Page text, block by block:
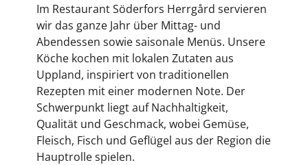
Im Restaurant Söderfors Herrgård servieren
wir das ganze Jahr über Mittag- und
Abendessen sowie saisonale Menüs. Unsere
Köche kochen mit lokalen Zutaten aus
Uppland, inspiriert von traditionellen
Rezepten mit einer modernen Note. Der
Schwerpunkt liegt auf Nachhaltigkeit,
Qualität und Geschmack, wobei Gemüse,
Fleisch, Fisch und Geflügel aus der Region die
Hauptrolle spielen.